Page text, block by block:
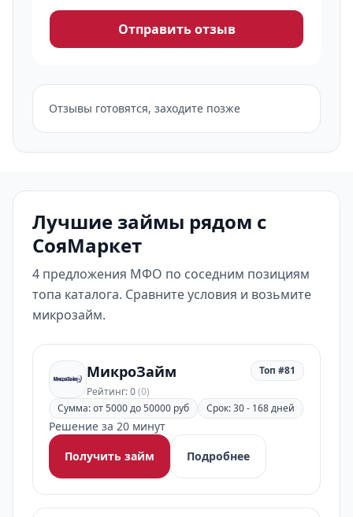
Отправить отзыв
Отзывы готовятся, заходите позже
Лучшие займы рядом с
СояМаркет
4 предложения МФО по соседним позициям
топа каталога. Сравните условия и возьмите
микрозайм.
МикроЗайм
Рейтинг: 0(0)
Топ #81
Сумма: от 5000 до 50000 руб Срок: 30 - 168 дней
Решение за 20 минут
Получить займ
Подробнее